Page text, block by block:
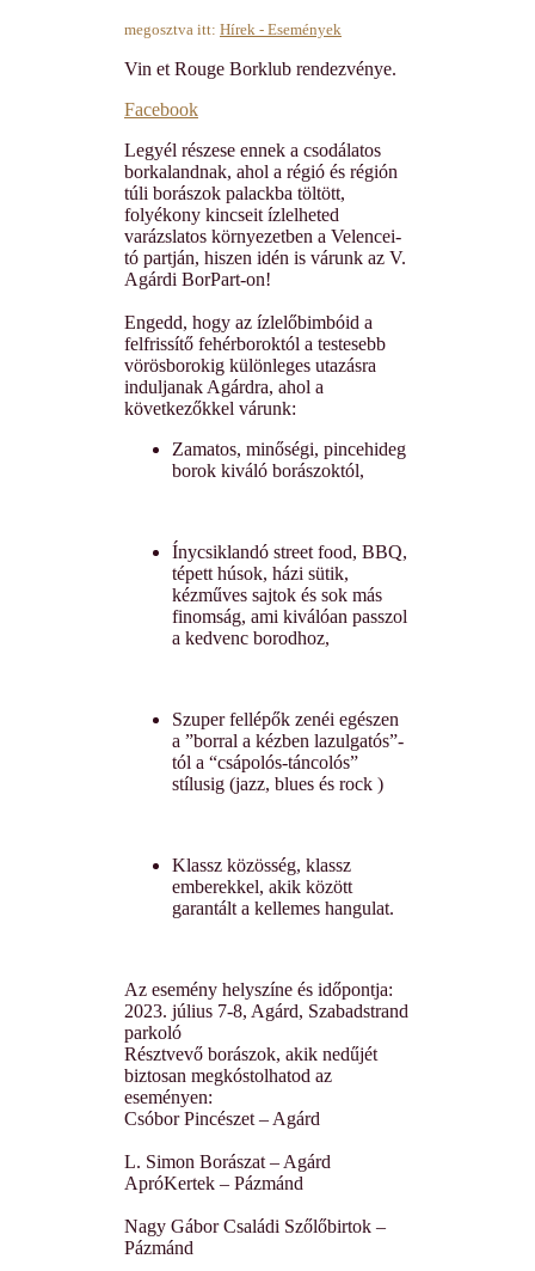
megosztva itt: Hírek - Események
Vin et Rouge Borklub rendezvénye.
Facebook
Legyél részese ennek a csodálatos
borkalandnak, ahol a régió és régión
túli borászok palackba töltött,
folyékony kincseit ízlelheted
varázslatos környezetben a Velencei-
tó partján, hiszen idén is várunk az V.
Agárdi BorPart-on!
Engedd, hogy az ízlelőbimbóid a
felfrissítő fehérboroktól a testesebb
vörösborokig különleges utazásra
induljanak Agárdra, ahol a
következőkkel várunk:
Zamatos, minőségi, pincehideg
borok kiváló borászoktól,
Ínycsiklandó street food, BBQ,
tépett húsok, házi sütik,
kézműves sajtok és sok más
finomság, ami kiválóan passzol
a kedvenc borodhoz,
Szuper fellépők zenéi egészen
a ”borral a kézben lazulgatós”-
tól a “csápolós-táncolós”
stílusig (jazz, blues és rock )
Klassz közösség, klassz
emberekkel, akik között
garantált a kellemes hangulat.
Az esemény helyszíne és időpontja:
2023. július 7-8, Agárd, Szabadstrand
parkoló
Résztvevő borászok, akik nedűjét
biztosan megkóstolhatod az
eseményen:
Csóbor Pincészet – Agárd
L. Simon Borászat – Agárd
ApróKertek – Pázmánd
Nagy Gábor Családi Szőlőbirtok –
Pázmánd